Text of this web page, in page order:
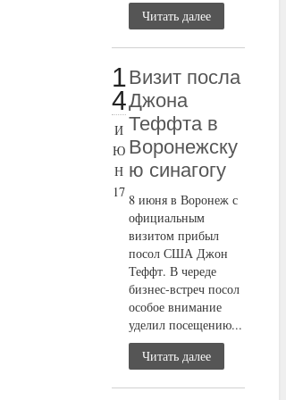
Читать далее
1
4
И
Ю
Н
17
Визит посла
Джона
Теффта в
Воронежску
ю синагогу
8 июня в Воронеж с
официальным
визитом прибыл
посол США Джон
Теффт. В череде
бизнес-встреч посол
особое внимание
уделил посещению...
Читать далее